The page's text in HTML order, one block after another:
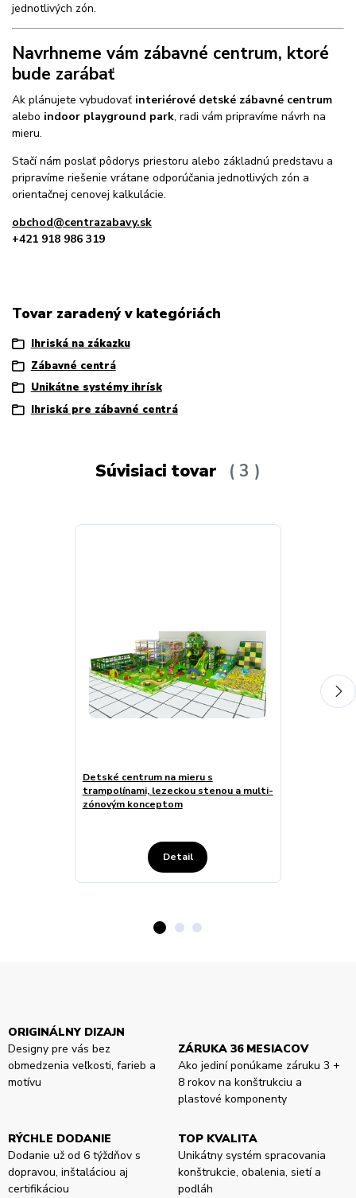
jednotlivých zón.
Navrhneme vám zábavné centrum, ktoré
bude zarábať
Ak plánujete vybudovať interiérové detské zábavné centrum
alebo indoor playground park, radi vám pripravíme návrh na
mieru.
Stačí nám poslať pôdorys priestoru alebo základnú predstavu a
pripravíme riešenie vrátane odporúčania jednotlivých zón a
orientačnej cenovej kalkulácie.
obchod@centrazabavy.sk
+421 918 986 319
Tovar zaradený v kategóriách
Ihriská na zákazku
Zábavné centrá
Unikátne systémy ihrísk
Ihriská pre zábavné centrá
Súvisiaci tovar 3
Detské centrum na mieru s
trampolínami, lezeckou stenou a multi-
zónovým konceptom
Detail
ORIGINÁLNY DIZAJN
Designy pre vás bez
obmedzenia veľkosti, farieb a
motívu
ZÁRUKA 36 MESIACOV
Ako jediní ponúkame záruku 3 +
8 rokov na konštrukciu a
plastové komponenty
RÝCHLE DODANIE
Dodanie už od 6 týždňov s
dopravou, inštaláciou aj
certifikáciou
TOP KVALITA
Unikátny systém spracovania
konštrukcie, obalenia, sietí a
podláh